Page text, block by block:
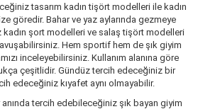
tasarım kadın tişört modelleri ile kadın
göredir. Bahar ve yaz aylarında gezmeye
kadın şort modelleri ve salaş tişört modelleri
Hem sportif hem de şık giyim
inceleyebilirsiniz. Kullanım alanına göre
çeşitlidir. Gündüz tercih edeceğiniz bir
edeceğiniz kıyafet aynı olmayabilir.
tercih edebileceğiniz şık bayan giyim